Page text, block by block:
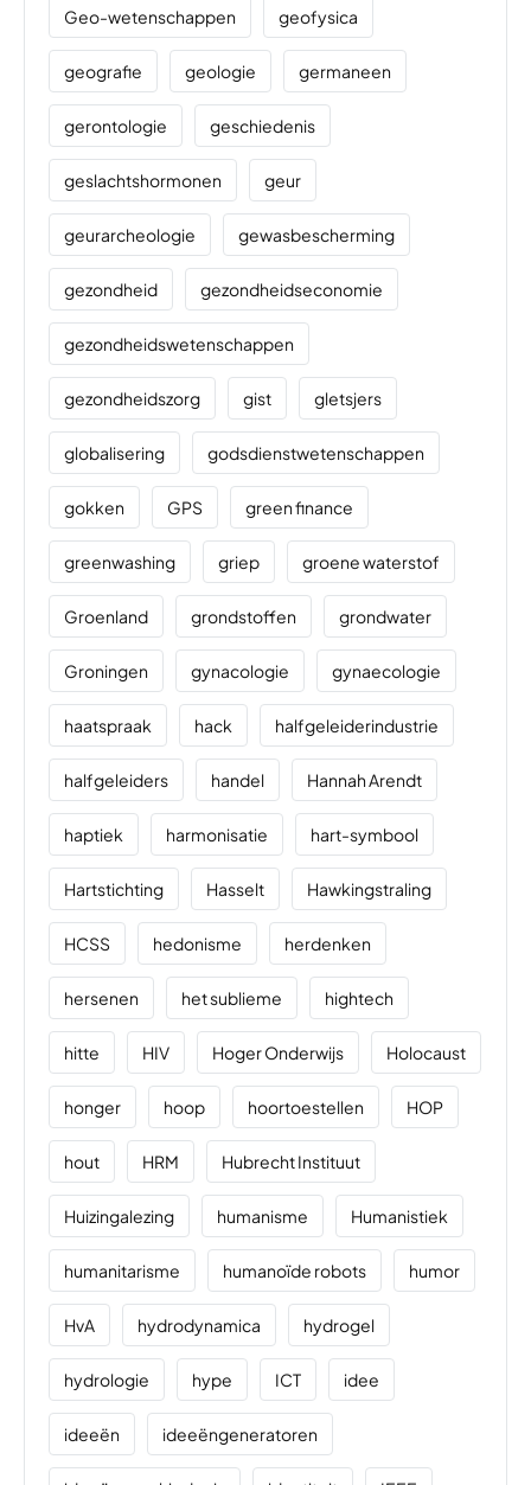
Geo-wetenschappen geofysica
geografie geologie germaneen
gerontologie geschiedenis
geslachtshormonen geur
geurarcheologie gewasbescherming
gezondheid gezondheidseconomie
gezondheidswetenschappen
gezondheidszorg gist gletsjers
globalisering godsdienstwetenschappen
gokken GPS green finance
greenwashing griep groene waterstof
Groenland grondstoffen grondwater
Groningen gynacologie gynaecologie
haatspraak hack halfgeleiderindustrie
halfgeleiders handel Hannah Arendt
haptiek harmonisatie hart-symbool
Hartstichting Hasselt Hawkingstraling
HCSS hedonisme herdenken
hersenen het sublieme hightech
hitte HIV Hoger Onderwijs Holocaust
honger hoop hoortoestellen HOP
hout HRM Hubrecht Instituut
Huizingalezing humanisme Humanistiek
humanitarisme humanoïde robots humor
HvA hydrodynamica hydrogel
hydrologie hype ICT idee
ideeën ideeëngeneratoren